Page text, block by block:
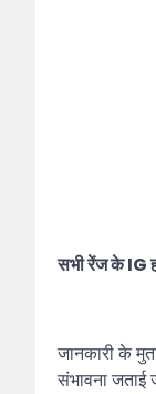
सभी रेंज के IG
जानकारी के
संभावना जताई